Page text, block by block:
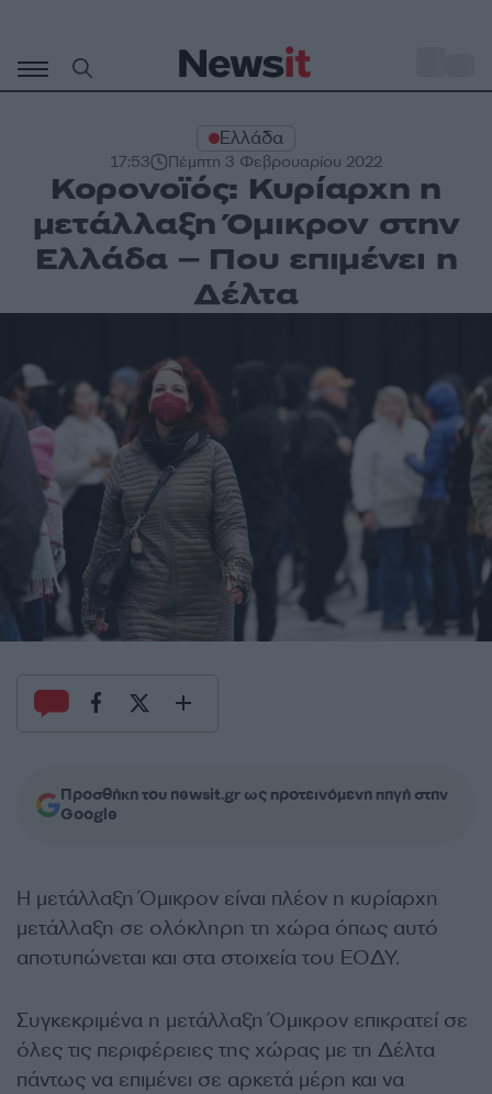
περιεχόμενο
Ελλάδα
17:53 Πέμπτη 3 Φεβρουαρίου 2022
Κορονοϊός: Κυρίαρχη η
μετάλλαξη Όμικρον στην
Ελλάδα – Που επιμένει η
Δέλτα
Προσθήκη του newsit.gr ως προτεινόμενη πηγή στην
Google
Η μετάλλαξη Όμικρον είναι πλέον η κυρίαρχη
μετάλλαξη σε ολόκληρη τη χώρα όπως αυτό
αποτυπώνεται και στα στοιχεία του ΕΟΔΥ.
Συγκεκριμένα η μετάλλαξη Όμικρον επικρατεί σε
όλες τις περιφέρειες της χώρας με τη Δέλτα
πάντως να επιμένει σε αρκετά μέρη και να